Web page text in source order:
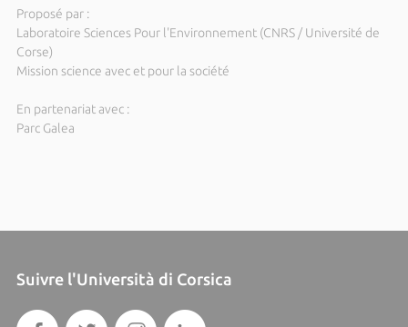
Proposé par :
Laboratoire Sciences Pour l'Environnement (CNRS / Université de
Corse)
Mission science avec et pour la société
En partenariat avec :
Parc Galea
Suivre l'Università di Corsica